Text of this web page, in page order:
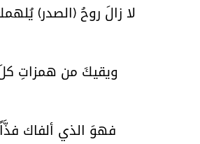
لا زالَ روحُ (الصدر)
ويقيكَ من همزاتِ
فهوَ الذي ألفاك فذَّاً